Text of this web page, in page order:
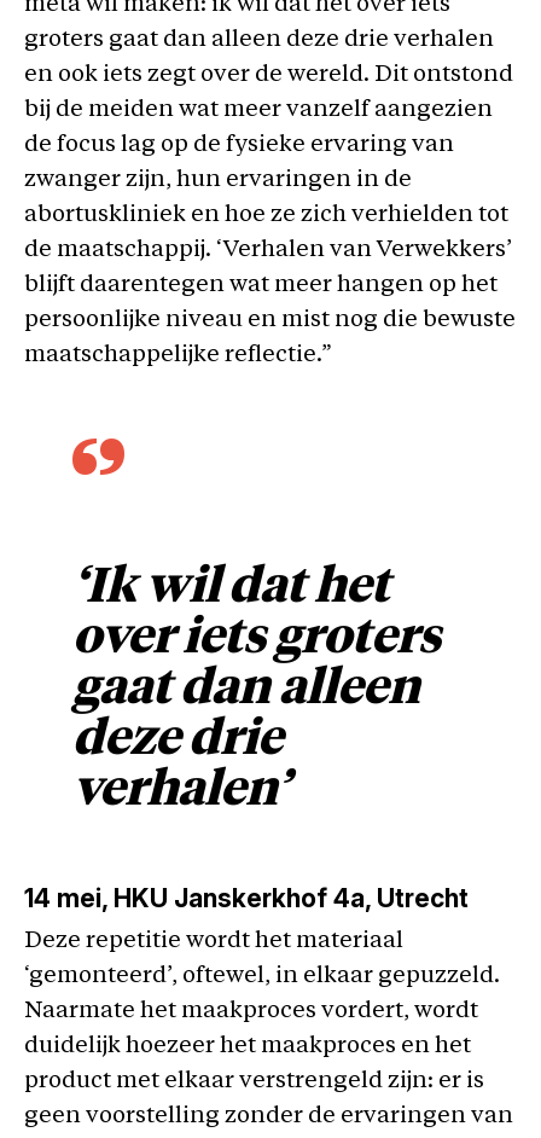
méta wil maken: ik wil dat het over iets
groters gaat dan alleen deze drie verhalen
en ook iets zegt over de wereld. Dit ontstond
bij de meiden wat meer vanzelf aangezien
de focus lag op de fysieke ervaring van
zwanger zijn, hun ervaringen in de
abortuskliniek en hoe ze zich verhielden tot
de maatschappij. ‘Verhalen van Verwekkers’
blijft daarentegen wat meer hangen op het
persoonlijke niveau en mist nog die bewuste
maatschappelijke reflectie.”
‘Ik wil dat het
over iets groters
gaat dan alleen
deze drie
verhalen’
14 mei, HKU Janskerkhof 4a, Utrecht
Deze repetitie wordt het materiaal
‘gemonteerd’, oftewel, in elkaar gepuzzeld.
Naarmate het maakproces vordert, wordt
duidelijk hoezeer het maakproces en het
product met elkaar verstrengeld zijn: er is
geen voorstelling zonder de ervaringen van